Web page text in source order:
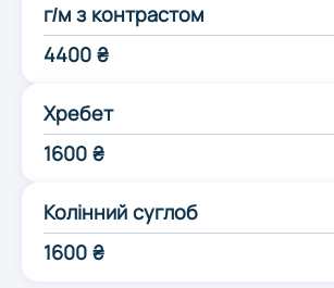
Полтава
Рівне
Суми
Тернопіль
г/м з контрастом
4400 ₴
Хребет
1600 ₴
Колінний суглоб
1600 ₴